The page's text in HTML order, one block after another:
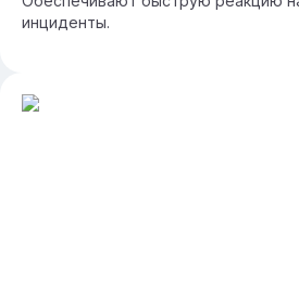
инциденты.